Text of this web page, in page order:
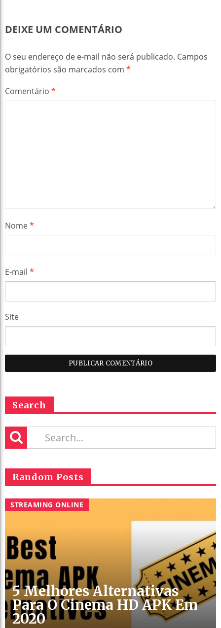
DEIXE UM COMENTÁRIO
O seu endereço de e-mail não será publicado. Campos
obrigatórios são marcados com *
Comentário *
Nome*
E-mail *
Site
Search
Random Posts
STREAMING ONLINE
5 Melhores Alternativas
Para O Cinema HD APK Em
2020